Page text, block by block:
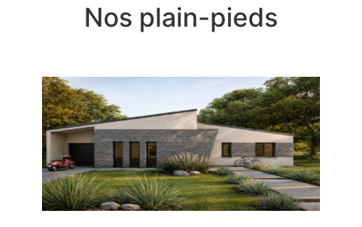
Nos plain-pieds